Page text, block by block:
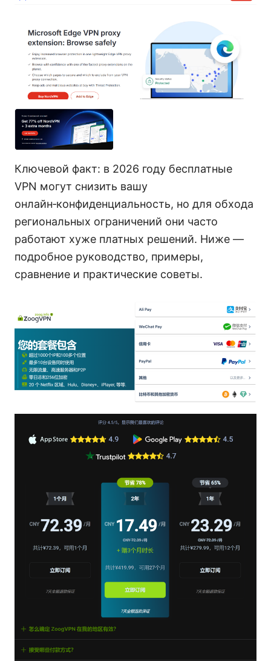
Ключевой факт: в 2026 году бесплатные
VPN могут снизить вашу
онлайн‑конфиденциальность, но для обхода
региональных ограничений они часто
работают хуже платных решений. Ниже —
подробное руководство, примеры,
сравнение и практические советы.